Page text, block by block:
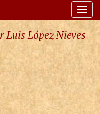
Luis López Nieves